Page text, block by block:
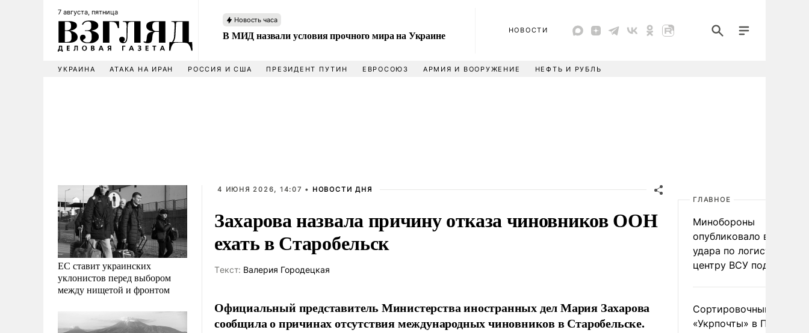
7 августа, пятница
Новость часа
В МИД назвали условия прочного мира на Украине НОВОСТИ
УКРАИНА АТАКА НА ИРАН РОССИЯ И США ПРЕЗИДЕНТ ПУТИН ЕВРОСОЮЗ АРМИЯ И ВООРУЖЕНИЕ НЕФТЬ И РУБЛЬ
ЕС ставит украинских
уклонистов перед выбором
между нищетой и фронтом
4 ИЮНЯ 2026, 14:07 • НОВОСТИ ДНЯ
Захарова назвала причину отказа чиновников ООН
ехать в Старобельск
Tекст: Валерия Городецкая
Официальный представитель Министерства иностранных дел Мария Захарова
сообщила о причинах отсутствия международных чиновников в Старобельске.
ГЛАВНОЕ
Минобороны
опубликовало видео
удара по
центру ВСУ под Киевом
Сортировочный пункт
«Укрпочты» в